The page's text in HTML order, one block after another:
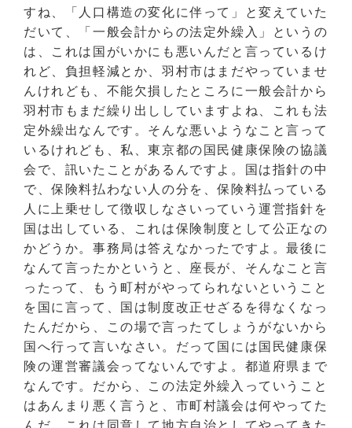
すね、「人口構造の変化に伴って」と変えていた
だいて、「一般会計からの法定外繰入」というの
は、これは国がいかにも悪いんだと言っているけ
れど、負担軽減とか、羽村市はまだやっていませ
んけれども、不能欠損したところに一般会計から
羽村市もまだ繰り出ししていますよね、これも法
定外繰出なんです。そんな悪いようなこと言って
いるけれども、私、東京都の国民健康保険の協議
会で、訊いたことがあるんですよ。国は指針の中
で、保険料払わない人の分を、保険料払っている
人に上乗せして徴収しなさいっていう運営指針を
国は出している、これは保険制度として公正なの
かどうか。事務局は答えなかったですよ。最後に
なんて言ったかというと、座長が、そんなこと言
ったって、もう町村がやってられないということ
を国に言って、国は制度改正せざるを得なくなっ
たんだから、この場で言ったてしょうがないから
国へ行って言いなさい。だって国には国民健康保
険の運営審議会ってないんですよ。都道府県まで
なんです。だから、この法定外繰入っていうこと
はあんまり悪く言うと、市町村議会は何やってた
んだ。これは同意して地方自治としてやってきた